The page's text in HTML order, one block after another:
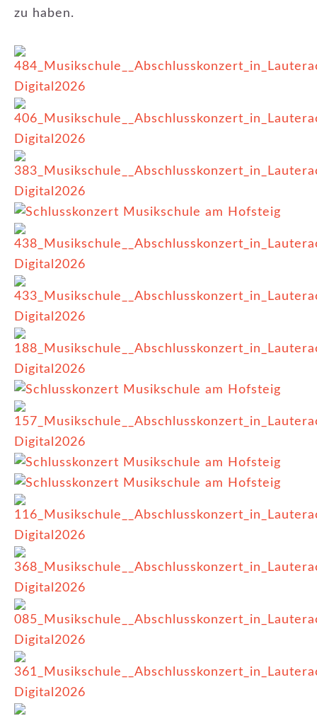
zu haben.